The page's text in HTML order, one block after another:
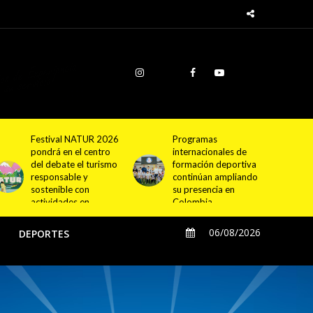
Programas
internacionales de
formación deportiva
continúan ampliando
su presencia en
Colombia
Cundinamarca
proyecta la
construcción de
4.000 nuevas
viviendas en 12
municipios
DEPORTES 06/08/2026